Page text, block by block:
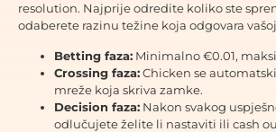
resolution. Najprije odredite koliko ste
odaberete razinu težine koja odgovara
Betting faza: Minimalno €0.01,
Crossing faza:Chicken se
mreže koja skriva zamke.
Decision faza: Nakon svakog
odlučujete želite li nastaviti ili cash